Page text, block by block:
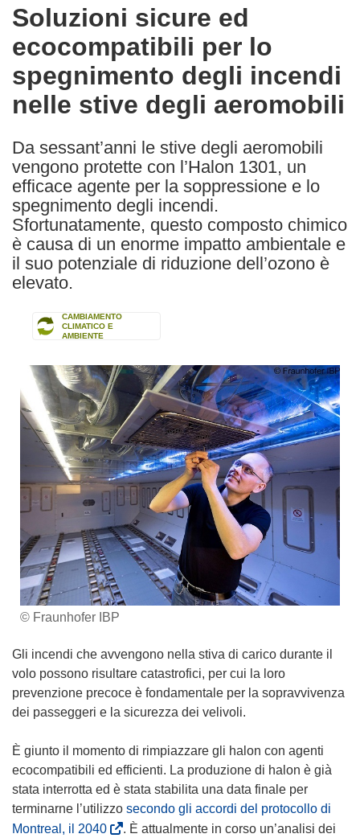
the
following
languages:
Soluzioni sicure ed
ecocompatibili per lo
spegnimento degli incendi
nelle stive degli aeromobili
Da sessant’anni le stive degli aeromobili
vengono protette con l’Halon 1301, un
efficace agente per la soppressione e lo
spegnimento degli incendi.
Sfortunatamente, questo composto chimico
è causa di un enorme impatto ambientale e
il suo potenziale di riduzione dell’ozono è
elevato.
CAMBIAMENTO
CLIMATICO E
AMBIENTE
© Fraunhofer IBP
Gli incendi che avvengono nella stiva di carico durante il
volo possono risultare catastrofici, per cui la loro
prevenzione precoce è fondamentale per la sopravvivenza
dei passeggeri e la sicurezza dei velivoli.
È giunto il momento di rimpiazzare gli halon con agenti
ecocompatibili ed efficienti. La produzione di halon è già
stata interrotta ed è stata stabilita una data finale per
terminarne l’utilizzo secondo gli accordi del protocollo di
Montreal, il 2040(
. È attualmente in corso un’analisi dei